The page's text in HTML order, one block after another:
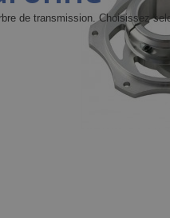
de transmission. Choisissez